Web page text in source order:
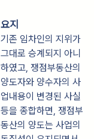
요지
기존 임차인의 지위가
그대로 승계되지 아니
하였고, 쟁점부동산의
양도자와 양수자의 사
업내용이 변경된 사실
등을 종합하면, 쟁점부
동산의 양도는 사업의